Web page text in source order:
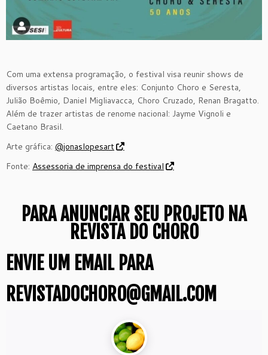
Com uma extensa programação, o festival visa reunir shows de
diversos artistas locais, entre eles: Conjunto Choro e Seresta,
Julião Boêmio, Daniel Migliavacca, Choro Cruzado, Renan Bragatto.
Além de trazer artistas de renome nacional: Jayme Vignoli e
Caetano Brasil.
Arte gráfica: @jonaslopesart
Fonte: Assessoria de imprensa do festival
PARA ANUNCIAR SEU PROJETO NA
REVISTA DO CHORO
ENVIE UM EMAIL PARA
REVISTADOCHORO@GMAIL.COM